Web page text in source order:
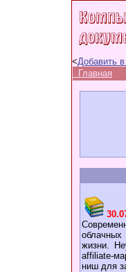
<Добавить
Главная
облачных
жизни.
affiliate-
ниш для